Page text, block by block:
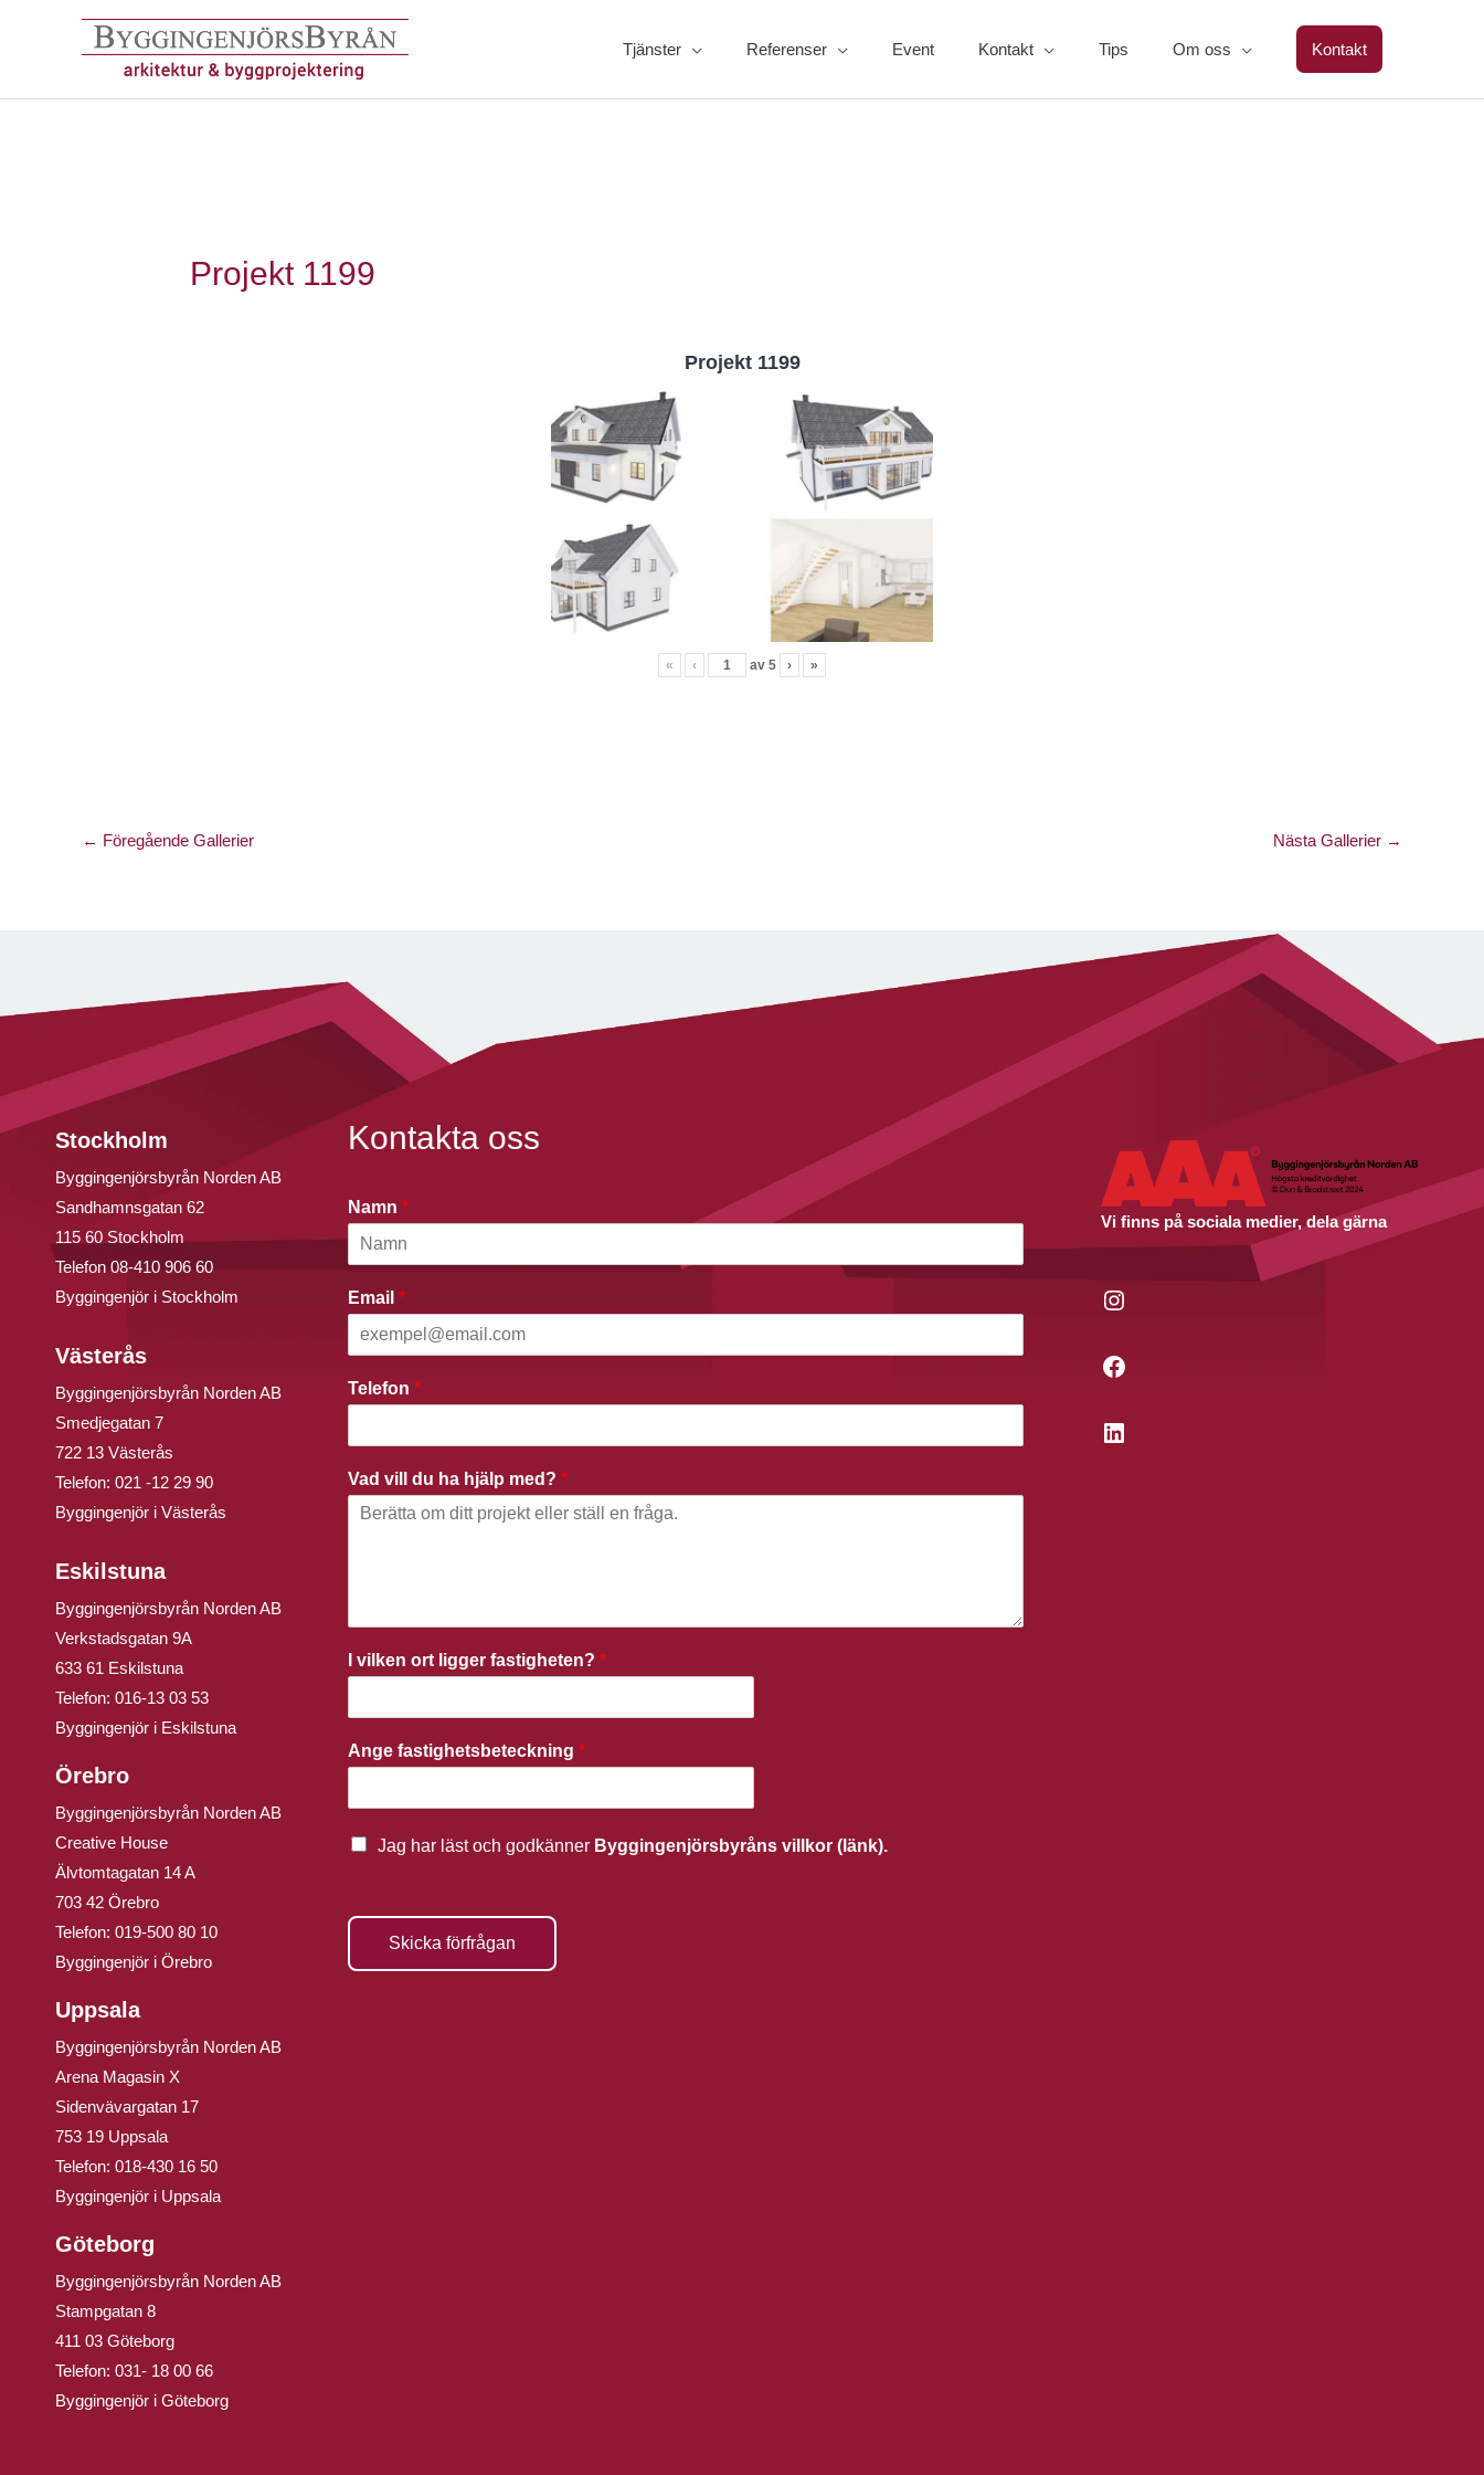
Tjänster Referenser Event Kontakt Tips Om oss Kontakt
Projekt 1199
Projekt 1199
« ‹ av 5 › »
← Föregående Gallerier Nästa Gallerier →
Stockholm
Byggingenjörsbyrån Norden AB
Sandhamnsgatan 62
115 60 Stockholm
Telefon08-410 906 60
Byggingenjör i Stockholm
Västerås
Byggingenjörsbyrån Norden AB
Smedjegatan 7
722 13 Västerås
Telefon: 021 -12 29 90
Byggingenjör i Västerås
Eskilstuna
Byggingenjörsbyrån Norden AB
Verkstadsgatan 9A
633 61 Eskilstuna
Telefon: 016-13 03 53
Byggingenjör i Eskilstuna
Örebro
Byggingenjörsbyrån Norden AB
Creative House
Älvtomtagatan 14 A
703 42 Örebro
Telefon: 019-500 80 10
Byggingenjör i Örebro
Uppsala
Byggingenjörsbyrån Norden AB
Arena Magasin X
Sidenvävargatan 17
753 19 Uppsala
Telefon: 018-430 16 50
Byggingenjör i Uppsala
Göteborg
Byggingenjörsbyrån Norden AB
Stampgatan 8
411 03 Göteborg
Telefon: 031- 18 00 66
Byggingenjör i Göteborg
Kontakta oss
Namn*
Email*
Telefon*
Vad vill du ha hjälp med?*
I vilken ort ligger fastigheten?*
Ange fastighetsbeteckning*
Jag har läst och godkänner Byggingenjörsbyråns villkor (länk).
Skicka förfrågan
Vi finns på sociala medier, dela gärna
Instagram
Facebook
LinkedIn